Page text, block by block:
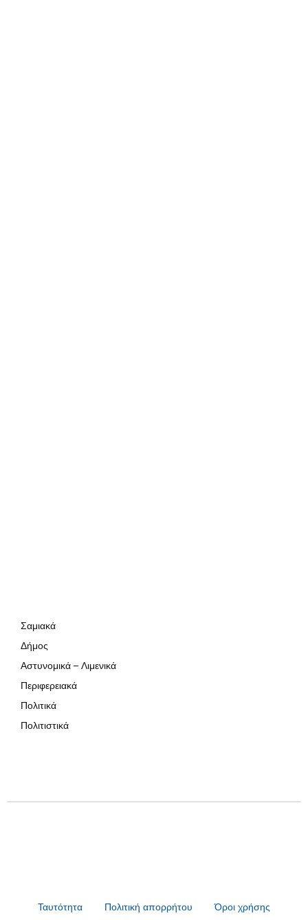
Σαμιακά
Δήμος
Αστυνομικά – Λιμενικά
Περιφερειακά
Πολιτικά
Πολιτιστικά
Ταυτότητα Πολιτική απορρήτου Όροι χρήσης